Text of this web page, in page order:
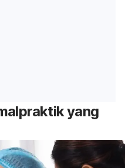
yang